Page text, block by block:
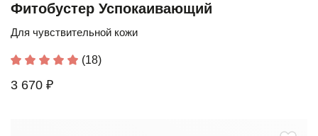
Фитобустер Успокаивающий
Для чувствительной кожи
(18)
3 670 ₽